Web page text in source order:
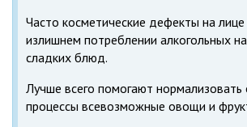
Часто косметические дефекты на
излишнем потреблении алкогольных
сладких блюд.
Лучше всего помогают
процессы всевозможные овощи и